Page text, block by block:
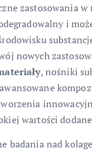
zastosowania w
i
nowych
, nośniki
wartości
badania nad